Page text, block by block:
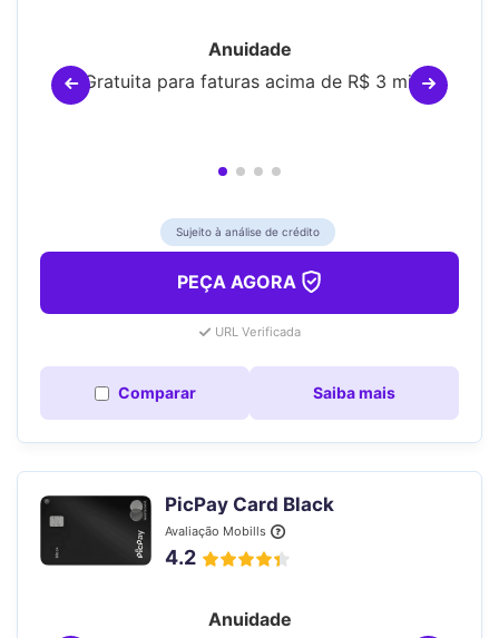
Anuidade
Gratuita para faturas acima de R$ 3 mil
Sujeito à análise de crédito
PEÇA AGORA
URL Verificada
Comparar Saiba mais
PicPay Card Black
Avaliação Mobills
4.2
Anuidade